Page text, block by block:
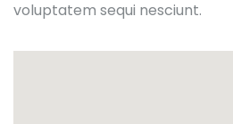
voluptatem sequi nesciunt.